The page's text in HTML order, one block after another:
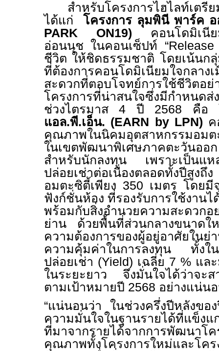
สำหรับโครงการไฮไลท์เตรี
ได้แก่ โครงการ ลุมพินี พาร์ค
PARK ON19) คอนโดมิเนีย
อ่อนนุช ในคอนเซ็ปท์ “
ชีวิต ให้ชิดธรรมชาติ โดยเน้นก
ที่ต้องการคอนโดมิเนียมใจกลาง
สะดวกที่ตอบโจทย์การใช้ชีวิตอ
โครงการที่น่าสนใจซึ่งมีกำหนด
ช่วงไตรมาส4 ปี 2568 คือ
แอล.พี.เอ็น. (EARN by LPN)
คุณภาพในนิคมอุตสาหกรรมอม
ในเขตพัฒนาพิเศษภาคตะวันอ
สำหรับนักลงทุน เพราะเป็นแห
ปล่อยเช่าต่อเนื่องตลอดทั้งปีสูง
อมตะซิตี้เพียง 350 เมตร โดยมี
ฟังก์ชั่นห้อง ที่รองรับการใช้งาน
พร้อมกับสิ่งอำนวยความสะดวก
ย่าน ด้วยพื้นที่ส่วนกลางขนาด
ความต้องการของผู้อยู่อาศัยใน
ความคุ้มค่าในการลงทุน ทั้งใน
ปล่อยเช่า (Yield) เฉลี่ย 7 % แล
ในระยะยาว จึงมั่นใจได้ว่าจะส
ตามเป้าหมายปี 2568 อย่างแน่น
“แน่นอนว่า ในช่วงครึ่งปีหลังข
ความมั่นใจในฐานรายได้ที่แข็งแ
ที่มาจากรายได้จากการพัฒนาโค
คุณภาพทั้งโครงการใหม่และโค